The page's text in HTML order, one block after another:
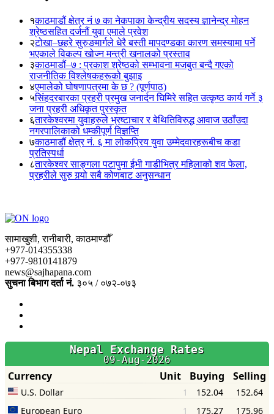
१काठमाडौं क्षेत्र नं ७ का नेकपाका केन्द्रीय सदस्य ज्ञानेन्द्र मोहन
श्रेष्ठसहित दर्जनौं युवा एमाले प्रवेश
२टोखा–छहरे सुरुङमार्गले धेरै बस्ती मापदण्डका कारण समस्यामा पर्ने
भएकाले विकल्प खोज्न मन्त्री खनालको प्रस्ताव
३काठमाडौं–७ : प्रकाश श्रेष्ठको सम्भावना मजबुत बन्दै गएको
राजनीतिक विश्लेषकहरूको बुझाइ
४एमालेको घोषणापत्रमा के छ ? (पूर्णपाठ)
५सिंहदरबारका प्रहरी प्रमुख जनार्दन घिमिरे सहित उत्कृष्ठ कार्य गर्ने ३
जना प्रहरी अधिकृत पुरस्कृत
६तारकेश्वरमा युवाहरुले भ्रष्टाचार र बेथितिविरुद्ध आवाज उठाँउदा
नगरपालिकाको धम्कीपूर्ण विज्ञप्ति
७काठमाडौं क्षेत्र नं. ६ मा लोकप्रिय युवा उम्मेदवारहरूबीच कडा
प्रतिस्पर्धा
८तारकेश्वर साङ्गला पटापुमा ईभी गाडीभित्र महिलाको शव फेला,
प्रहरीले सुरु गर्‍यो सबै कोणबाट अनुसन्धान
सामाखुशी, रानीबारी, काठमाण्डौँ
+977-014355338
+977-9810141879
news@sajhapana.com
सुचना बिभाग दर्ता नं. ३०५ / ०७२-०७३